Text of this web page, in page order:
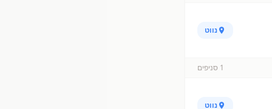
נווט
1 סניפים
נווט